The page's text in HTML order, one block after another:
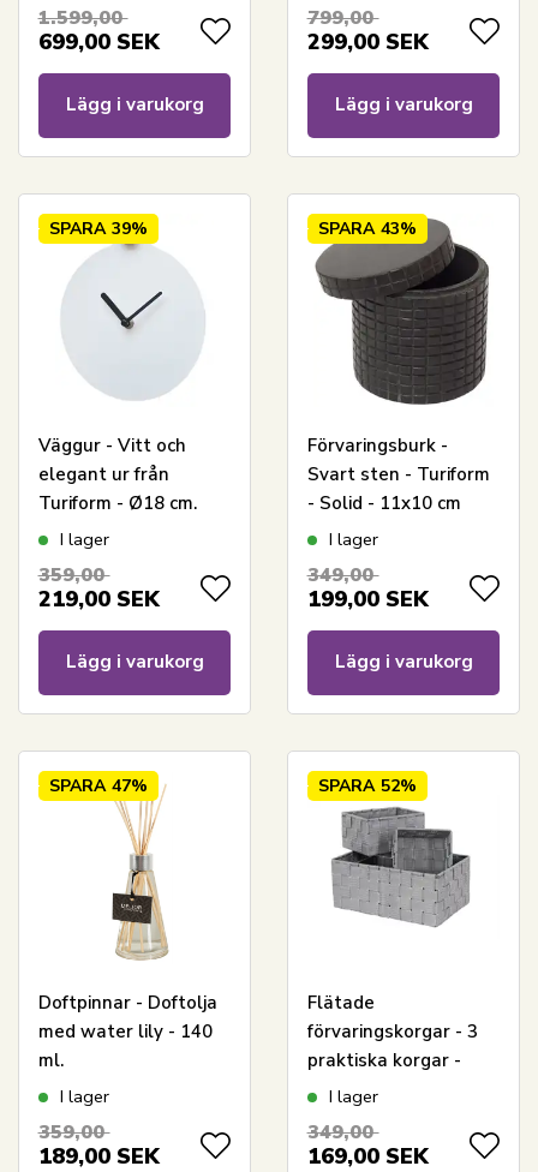
tryck
1.599,00
699,00 SEK
Lägg i varukorg
799,00
299,00 SEK
Lägg i varukorg
SPARA 39%
Väggur - Vitt och
elegant ur från
Turiform - Ø18 cm.
I lager
359,00
219,00 SEK
Lägg i varukorg
SPARA 43%
Förvaringsburk -
Svart sten - Turiform
- Solid - 11x10 cm
I lager
349,00
199,00 SEK
Lägg i varukorg
SPARA 47%
Doftpinnar - Doftolja
med water lily - 140
ml.
I lager
359,00
189,00 SEK
SPARA 52%
Flätade
förvaringskorgar - 3
praktiska korgar -
Grått korgset för
I lager
349,00
169,00 SEK